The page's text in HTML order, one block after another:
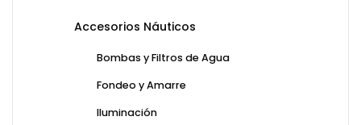
Accesorios Náuticos
Bombas y Filtros de Agua
Fondeo y Amarre
Iluminación